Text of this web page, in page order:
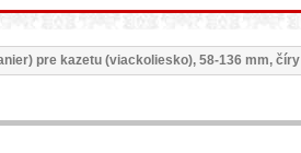
pre kazetu (viackoliesko), 58-136 mm, číry